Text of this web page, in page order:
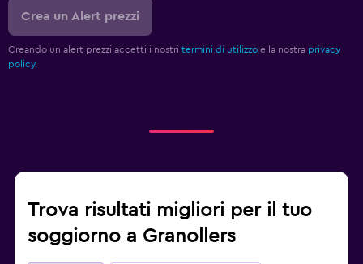
Crea un Alert prezzi
Creando un alert prezzi accetti i nostri termini di utilizzo e la nostra privacy
policy.
Trova risultati migliori per il tuo
soggiorno a Granollers